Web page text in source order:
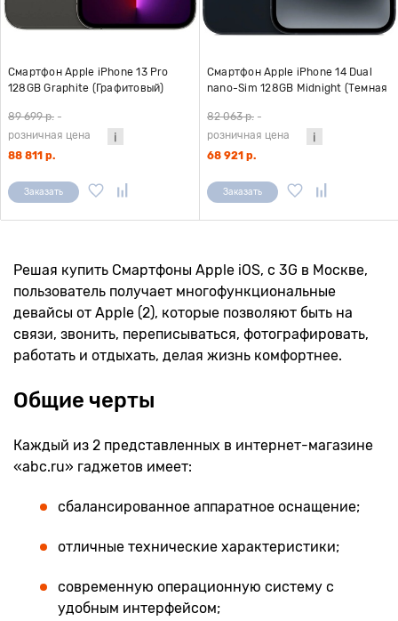
Смартфон Apple iPhone 13 Pro
128GB Graphite (Графитовый)
89 699 р. -
розничная цена
88 811 р.
Заказать
Смартфон Apple iPhone 14 Dual
nano-Sim 128GB Midnight (Темная
82 063 р. -
розничная цена
68 921 р.
Заказать
Решая купить Смартфоны Apple iOS, с 3G в Москве,
пользователь получает многофункциональные
девайсы от Apple (2), которые позволяют быть на
связи, звонить, переписываться, фотографировать,
работать и отдыхать, делая жизнь комфортнее.
Общие черты
Каждый из 2 представленных в интернет-магазине
«abc.ru» гаджетов имеет:
сбалансированное аппаратное оснащение;
отличные технические характеристики;
современную операционную систему с
удобным интерфейсом;